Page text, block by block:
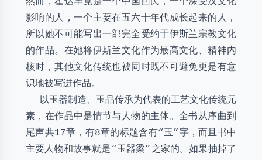
影响的人，一个主要在五六十年代成长起来的人，
所以她不可能写出一部完全受约于伊斯兰宗教文化
的作品。在她将伊斯兰文化作为最高文化、精神内
核时，其他文化传统也被同时既不可避免更是有意
识地被写进作品。
以玉器制造、玉品传承为代表的工艺文化传统元
素，在作品中是情节与人物的主体。全书从序曲到
尾声共17章，有8章的标题含有“玉”字，而且书中
主要人物和故事就是“玉器梁”之家的。如果抽掉了